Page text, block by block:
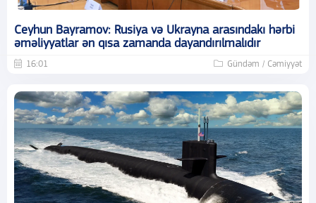
Ceyhun Bayramov: Rusiya və Ukrayna arasındakı hərbi
əməliyyatlar ən qısa zamanda dayandırılmalıdır
16:01 Gündəm / Cəmiyyət